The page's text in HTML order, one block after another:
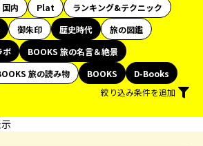
内 Plat
ランキング&テクニック
御朱印 歴史時代
旅の図鑑
ボ
BOOKS 旅の名言＆絶景
旅の読み物 BOOKS
D-Books
絞り込み条件を追加